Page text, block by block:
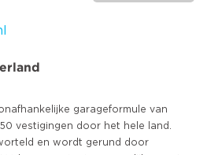
garageformule van
vestigingen door het hele land.
en wordt gerund door